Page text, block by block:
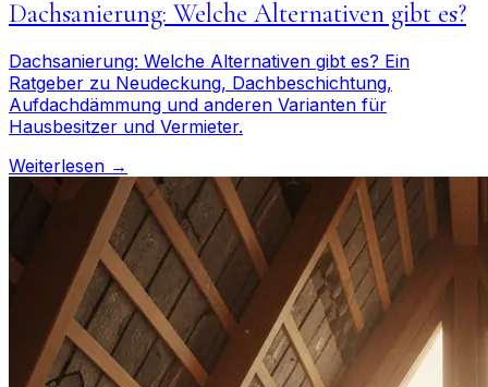
Dachsanierung: Welche Alternativen gibt es?
Dachsanierung: Welche Alternativen gibt es? Ein
Ratgeber zu Neudeckung, Dachbeschichtung,
Aufdachdämmung und anderen Varianten für
Hausbesitzer und Vermieter.
Weiterlesen →